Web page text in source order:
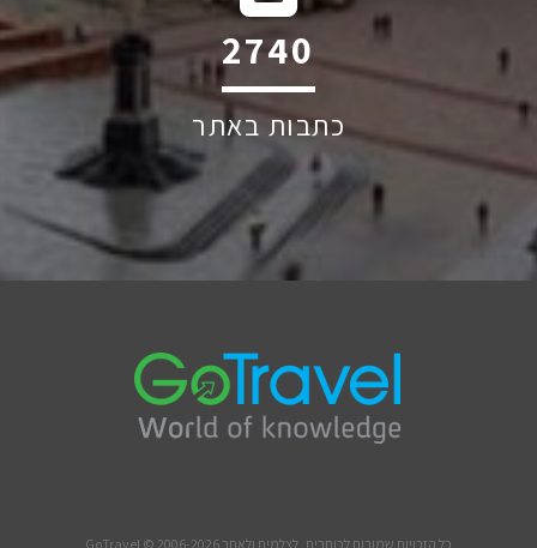
2946
כתבות באתר
כל הזכויות שמורות לכותבים, לצלמים ולאתר GoTravel © 2006-2026